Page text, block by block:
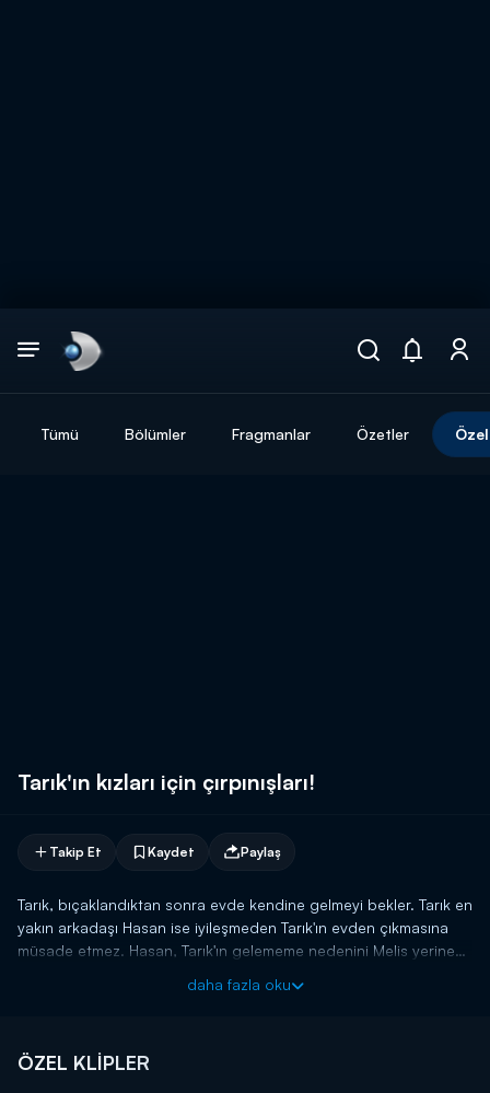
Tümü Bölümler Fragmanlar Özetler
Tarık'ın kızları için çırpınışları!
Takip Et Kaydet Paylaş
Tarık, bıçaklandıktan sonra evde kendine gelmeyi bekler. Tarık en
yakın arkadaşı Hasan ise iyileşmeden Tarık'ın evden çıkmasına
müsade etmez. Hasan, Tarık'ın gelememe nedenini Melis yerine
Melis'e asla gerçekleri söylemeceğini bilen Tarık, Melis'le
tüm gerçekleri anlatmak isteyen Tarık, kızların karşısına dikilir
daha fazla oku
ÖZEL KLİPLER